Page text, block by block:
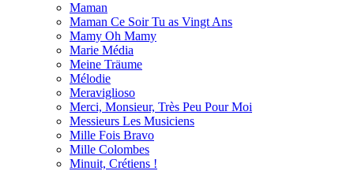
Maman
Maman Ce Soir Tu as Vingt Ans
Mamy Oh Mamy
Marie Média
Meine Träume
Mélodie
Meraviglioso
Merci, Monsieur, Très Peu Pour Moi
Messieurs Les Musiciens
Mille Fois Bravo
Mille Сolombes
Minuit, Crétiens !